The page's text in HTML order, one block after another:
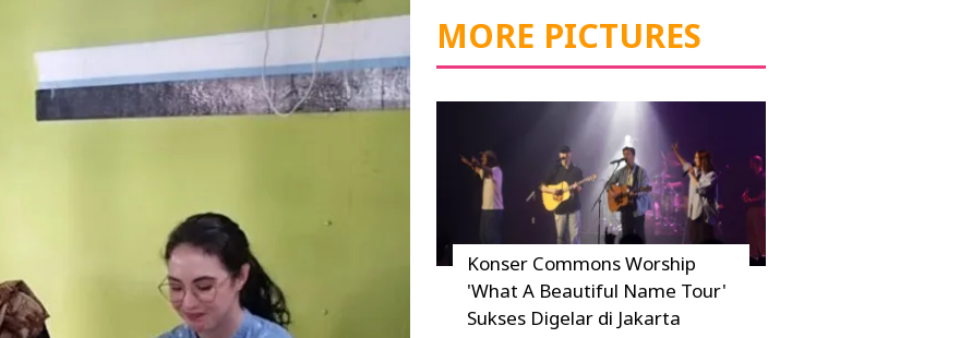
MORE PICTURES
Konser Commons Worship
'What A Beautiful Name Tour'
Sukses Digelar di Jakarta